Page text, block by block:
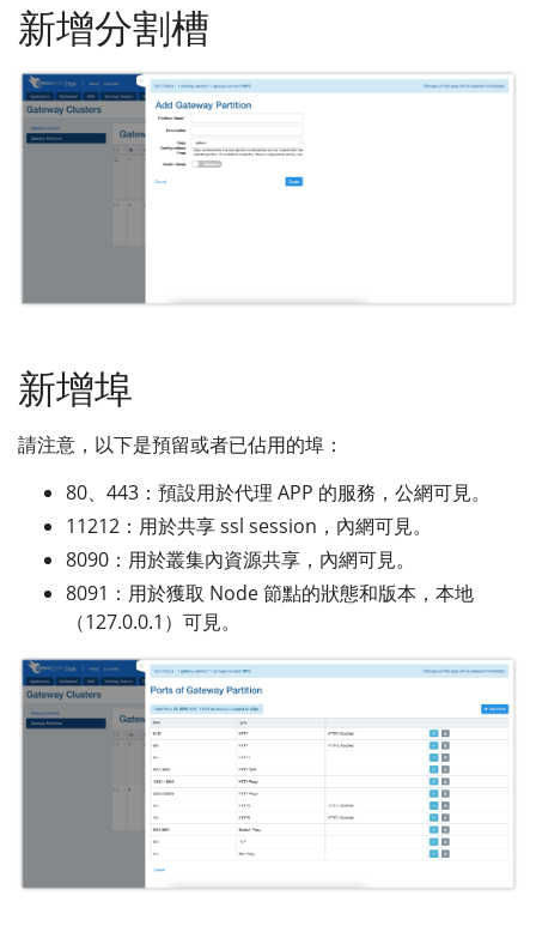
新增分割槽
新增埠
請注意，以下是預留或者已佔用的埠：
80、443：預設用於代理 APP 的服務，公網可見。
11212：用於共享 ssl session，內網可見。
8090：用於叢集內資源共享，內網可見。
8091：用於獲取 Node 節點的狀態和版本，本地
（127.0.0.1）可見。